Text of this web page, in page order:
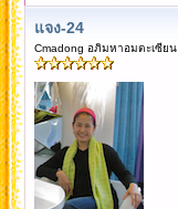
แจง-24
Cmadong อภิมหาอมตะเซียน